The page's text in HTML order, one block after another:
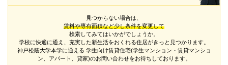
見つからない場合は、
賃料や専有面積など少し条件を変更して
検索してみてはいかがでしょうか。
学校に快適に通え、充実した新生活をおくれる住居がきっと見つかります。
神戸松蔭大学本学に通える 学生向け賃貸住宅(学生マンション・賃貸マンショ
ン、アパート、貸家)のお問い合わせをお待ちしております。